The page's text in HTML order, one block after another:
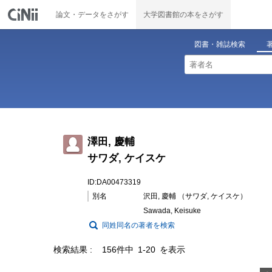
論文・データをさがす 大学図書館の本をさがす
図書・雑誌検索
澤田, 慶輔
サワダ, ケイスケ
ID:DA00473319
別名
沢田, 慶輔 （サワダ, ケイスケ）
Sawada, Keisuke
同姓同名の著者を検索
検索結果 156件中 1-20 を表示